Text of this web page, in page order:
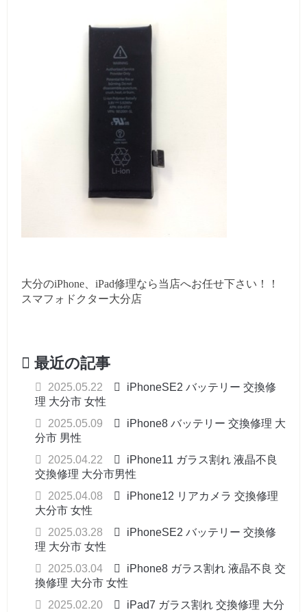
大分のiPhone、iPad修理なら当店へお任せ下さい！！
スマフォドクター大分店
最近の記事
2025.05.22
iPhoneSE2 バッテリー 交換修
理 大分市 女性
2025.05.09
iPhone8 バッテリー 交換修理 大
分市 男性
2025.04.22
iPhone11 ガラス割れ 液晶不良
交換修理 大分市男性
2025.04.08
iPhone12 リアカメラ 交換修理
大分市 女性
2025.03.28
iPhoneSE2 バッテリー 交換修
理 大分市 女性
2025.03.04
iPhone8 ガラス割れ 液晶不良 交
換修理 大分市 女性
2025.02.20
iPad7 ガラス割れ 交換修理 大分